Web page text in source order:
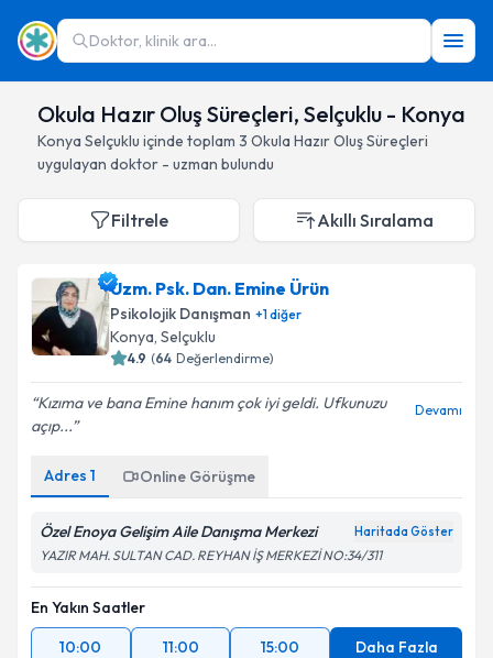
Doktor, klinik ara...
Okula Hazır Oluş Süreçleri, Selçuklu - Konya
Konya Selçuklu içinde toplam 3 Okula Hazır Oluş Süreçleri
uygulayan doktor - uzman bulundu
Filtrele Akıllı Sıralama
Uzm. Psk. Dan. Emine Ürün
Psikolojik Danışman +1diğer
Konya, Selçuklu
4.9 (64 Değerlendirme)
Kızıma ve bana Emine hanım çok iyi geldi. Ufkunuzu
açıp...
Devamı
Adres 1 Online Görüşme
Özel Enoya Gelişim Aile Danışma Merkezi Haritada Göster
YAZIR MAH. SULTAN CAD. REYHAN İŞ MERKEZİ NO:34/311
En Yakın Saatler
10:00
11:00 15:00 Daha Fazla